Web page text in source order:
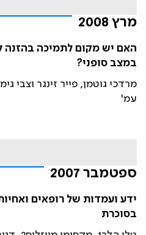
מרץ 2008
האם יש מקום לתמיכה בהזנה
במצב סופני?
מרדכי גוטמן, פייר זינגר וצבי
עמ'
ספטמבר 2007
ידע ועמדות של רופאים
בסוכרת